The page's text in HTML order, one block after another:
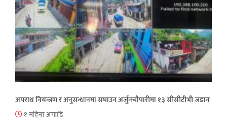
अपराध नियन्त्रण र अनुसन्धानमा सघाउन अर्जुनचौपारीमा १३ सीसीटीभी जडान
१ महिना अगाडि